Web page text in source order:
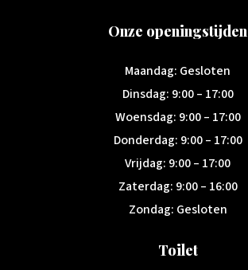
Onze openingstijden
Maandag: Gesloten
Dinsdag: 9:00 – 17:00
Woensdag: 9:00 – 17:00
Donderdag: 9:00 – 17:00
Vrijdag: 9:00 – 17:00
Zaterdag: 9:00 – 16:00
Zondag: Gesloten
Toilet